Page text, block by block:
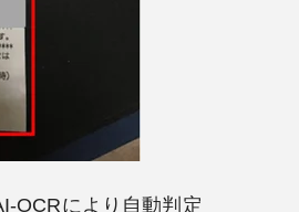
OCRにより自動判定